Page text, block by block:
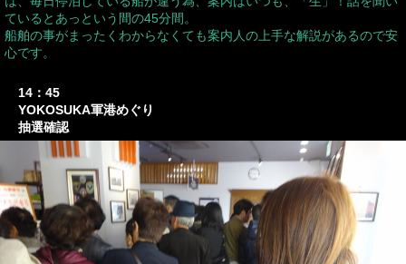
ているとあっという間の45分間。
船舶の事がまったくわからなくても案内人の上手な解説があるので安
心です。
14：45
YOKOSUKA軍港めぐり
抽選確認